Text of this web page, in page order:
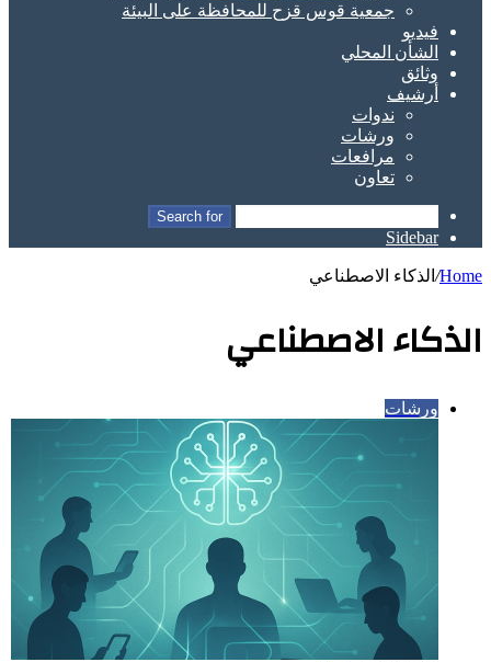
جمعية قوس قزح للمحافظة على البيئة
فيديو
الشأن المحلي
وثائق
أرشيف
ندوات
ورشات
مرافعات
تعاون
Search for
Sidebar
Home
/ الذكاء الاصطناعي
الذكاء الاصطناعي
ورشات